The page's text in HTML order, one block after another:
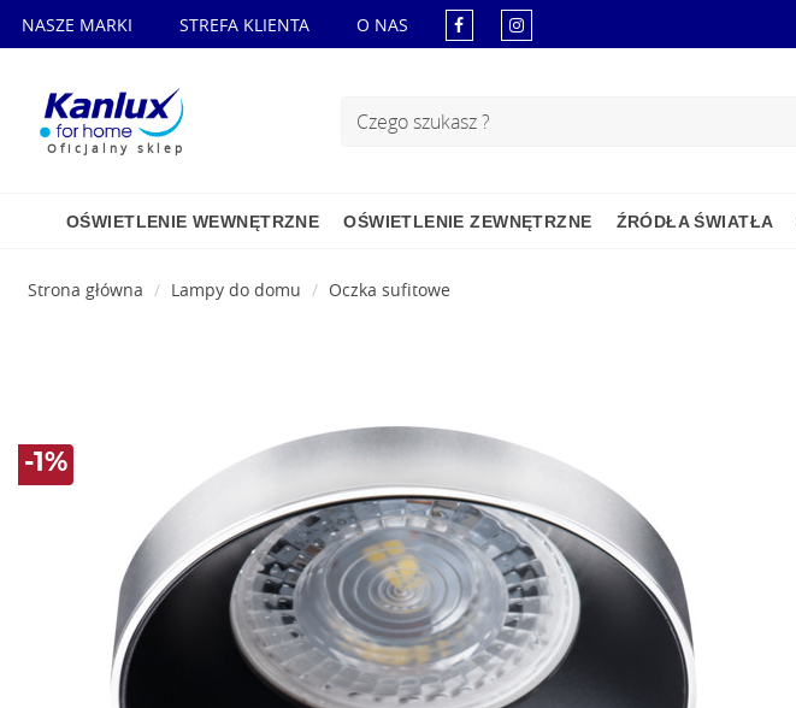
NASZE MARKI STREFA KLIENTA O NAS
Oficjalny sklep
OŚWIETLENIE WEWNĘTRZNE OŚWIETLENIE ZEWNĘTRZNE ŹRÓDŁA ŚWIATŁA
Strona główna Lampy do domu Oczka sufitowe
-1%